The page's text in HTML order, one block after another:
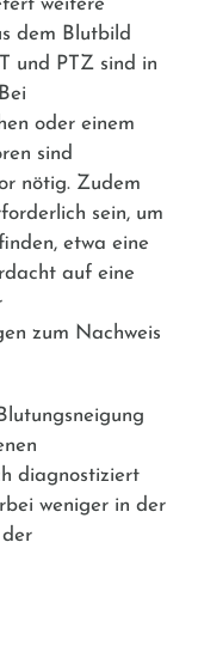
dem Blutbild
und PTZ sind in
oder einem
sind
nötig. Zudem
sein, um
etwa eine
auf eine
zum Nachweis
diagnostiziert
weniger in der
der